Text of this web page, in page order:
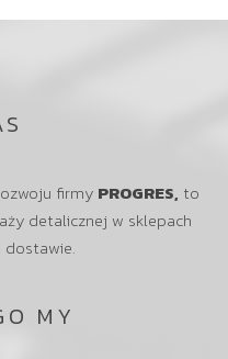
firmy PROGRES, to
detalicznej w sklepach
MY